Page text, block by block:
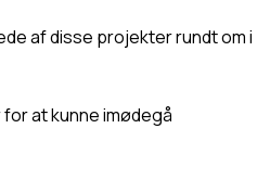
af disse projekter rundt om i
at kunne imødegå